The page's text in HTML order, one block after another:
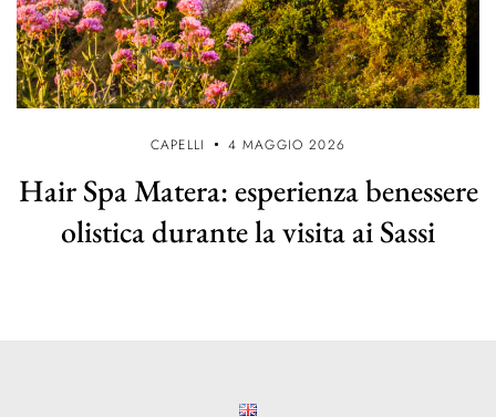
CAPELLI 4 MAGGIO 2026
Hair Spa Matera: esperienza benessere
olistica durante la visita ai Sassi